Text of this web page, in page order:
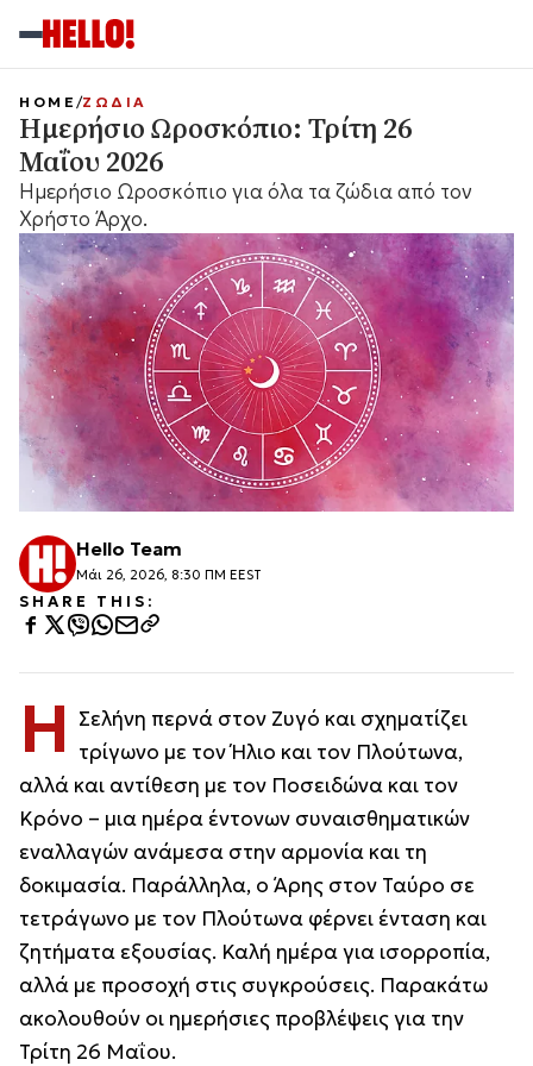
HOME ΖΩΔΙΑ
Ημερήσιο Ωροσκόπιο: Τρίτη 26
Μαΐου 2026
Ημερήσιο Ωροσκόπιο για όλα τα ζώδια από τον
Χρήστο Άρχο.
Hello Team
Μάι 26, 2026, 8:30 ΠΜ EEST
SHARE THIS:
Η Σελήνη περνά στον Ζυγό και σχηματίζει
τρίγωνο με τον Ήλιο και τον Πλούτωνα,
αλλά και αντίθεση με τον Ποσειδώνα και τον
Κρόνο – μια ημέρα έντονων συναισθηματικών
εναλλαγών ανάμεσα στην αρμονία και τη
δοκιμασία. Παράλληλα, ο Άρης στον Ταύρο σε
τετράγωνο με τον Πλούτωνα φέρνει ένταση και
ζητήματα εξουσίας. Καλή ημέρα για ισορροπία,
αλλά με προσοχή στις συγκρούσεις. Παρακάτω
ακολουθούν οι ημερήσιες προβλέψεις για την
Τρίτη 26 Μαΐου.